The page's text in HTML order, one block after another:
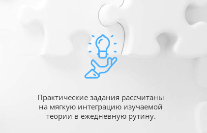
Практические задания рассчитаны
на мягкую интеграцию изучаемой
теории в ежедневную рутину.